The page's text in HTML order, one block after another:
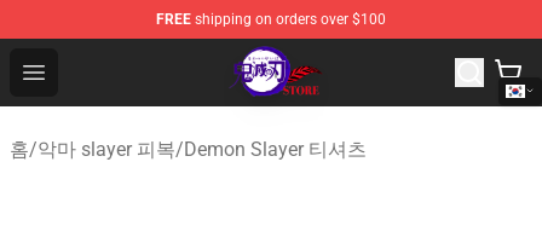
FREE shipping on orders over $100
Open menu
Kimetsu no Yaiba Store - Official Kimetsu no Yaiba
홈/악마 slayer 피복/Demon Slayer 티셔츠